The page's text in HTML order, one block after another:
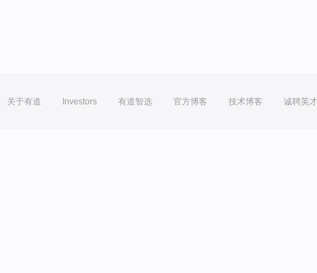
关于有道 Investors 有道智选 官方博客 技术博客 诚聘英才